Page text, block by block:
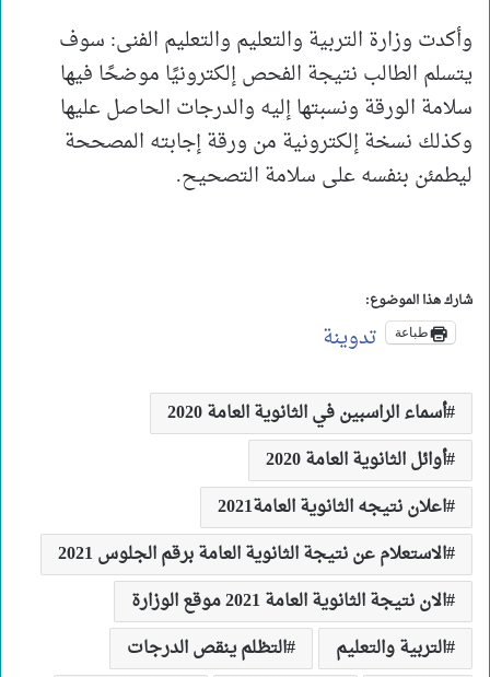
وأكدت وزارة التربية والتعليم والتعليم الفنى: سوف
يتسلم الطالب نتيجة الفحص إلكترونيًا موضحًا فيها
سلامة الورقة ونسبتها إليه والدرجات الحاصل عليها
وكذلك نسخة إلكترونية من ورقة إجابته المصححة
ليطمئن بنفسه على سلامة التصحيح.
شارك هذا الموضوع:
طباعة تدوينة
أسماء الراسبين في الثانوية العامة 2020
أوائل الثانوية العامة 2020
اعلان نتيجه الثانوية العامة2021
الاستعلام عن نتيجة الثانوية العامة برقم الجلوس 2021
الان نتيجة الثانوية العامة 2021 موقع الوزارة
التربية والتعليم
التظلم ينقص الدرجات